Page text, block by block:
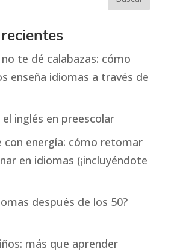
te dé calabazas: cómo
enseña idiomas a través de
inglés en preescolar
con energía: cómo retomar
en idiomas (¡incluyéndote
después de los 50?
más que aprender